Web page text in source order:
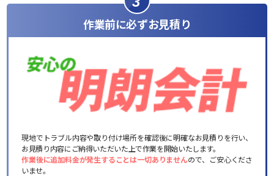
作業前に必ずお見積り
現地でトラブル内容や取り付け場所を確認後に明確なお見積りを行い、
お見積り内容にご納得いただいた上で作業を開始いたします。
作業後に追加料金が発生することは一切ありませんので、ご安心くださ
いませ。